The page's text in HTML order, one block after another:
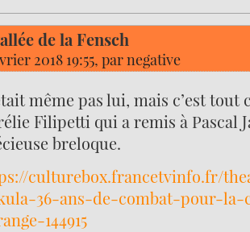
de la Fensch
2018 19:55, parnegative
même pas lui, mais c’est tout
Filipetti qui a remis à Pascal
breloque.
culturebox.francetvinfo.fr/
36-ans-de-combat-pour-
144915